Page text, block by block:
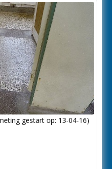
gestart op: 13-04-16)